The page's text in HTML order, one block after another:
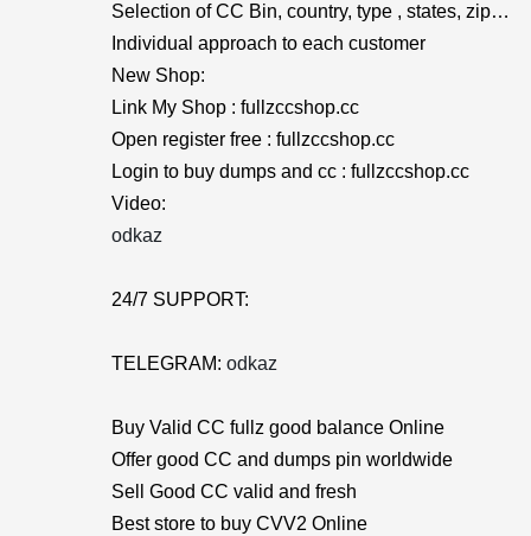
Selection of CC Bin, country, type , states, zip…
Individual approach to each customer
New Shop:
Link My Shop : fullzccshop.cc
Open register free : fullzccshop.cc
Login to buy dumps and cc : fullzccshop.cc
Video:
odkaz
24/7 SUPPORT:
TELEGRAM: odkaz
Buy Valid CC fullz good balance Online
Offer good CC and dumps pin worldwide
Sell Good CC valid and fresh
Best store to buy CVV2 Online